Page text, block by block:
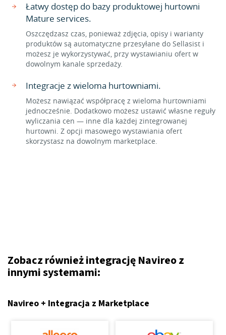
Łatwy dostęp do bazy produktowej hurtowni
Mature services.
Oszczędzasz czas, ponieważ zdjęcia, opisy i warianty
produktów są automatyczne przesyłane do Sellasist i
możesz je wykorzystywać, przy wystawianiu ofert w
dowolnym kanale sprzedaży.
Integracje z wieloma hurtowniami.
Możesz nawiązać współpracę z wieloma hurtowniami
jednocześnie. Dodatkowo możesz ustawić własne reguły
wyliczania cen — inne dla każdej zintegrowanej
hurtowni. Z opcji masowego wystawiania ofert
skorzystasz na dowolnym marketplace.
Zobacz również integrację Navireo z
innymi systemami:
Navireo + Integracja z Marketplace